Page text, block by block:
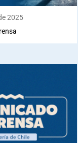
2025